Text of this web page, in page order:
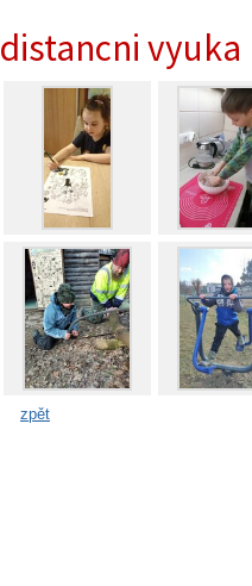
distancni vyuka
zpět